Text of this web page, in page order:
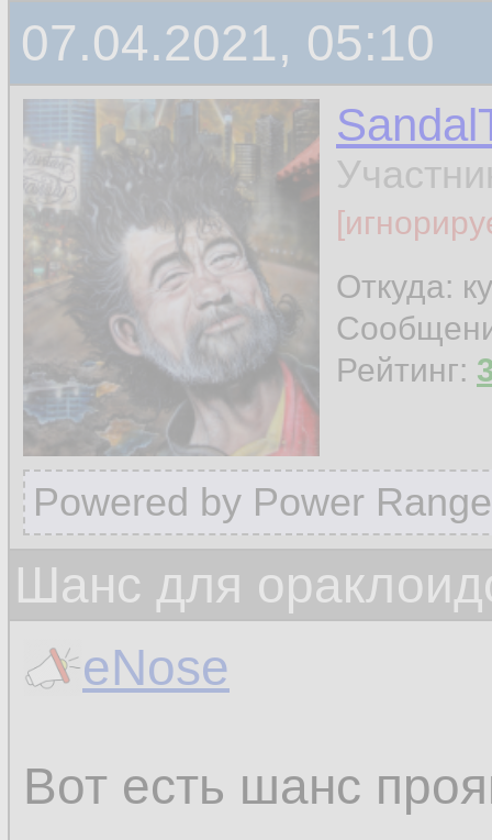
07.04.2021, 05:10
Откуда:
Рейтинг:
Powered by Power
Шанс для
eNose
Вот есть шанс